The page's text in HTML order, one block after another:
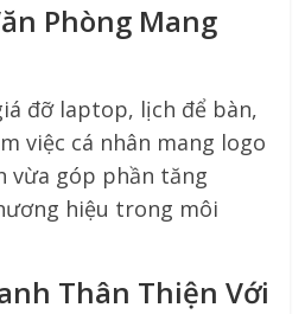
Phòng Mang
đỡ laptop, lịch để bàn,
việc cá nhân mang logo
vừa góp phần tăng
hiệu trong môi
Thân Thiện Với